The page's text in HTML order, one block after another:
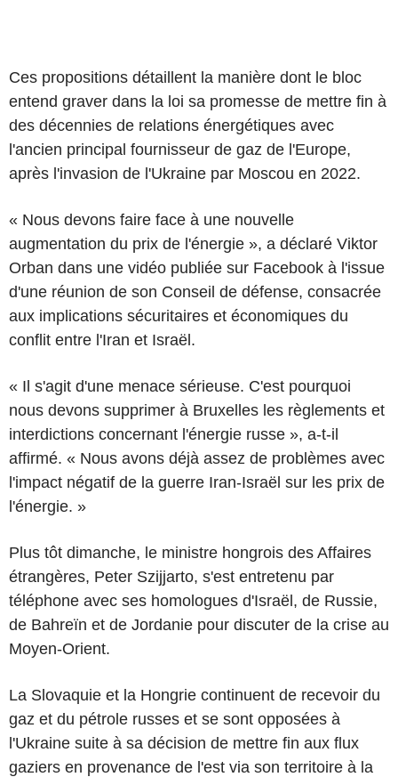
Ces propositions détaillent la manière dont le bloc
entend graver dans la loi sa promesse de mettre fin à
des décennies de relations énergétiques avec
l'ancien principal fournisseur de gaz de l'Europe,
après l'invasion de l'Ukraine par Moscou en 2022.
« Nous devons faire face à une nouvelle
augmentation du prix de l'énergie », a déclaré Viktor
Orban dans une vidéo publiée sur Facebook à l'issue
d'une réunion de son Conseil de défense, consacrée
aux implications sécuritaires et économiques du
conflit entre l'Iran et Israël.
« Il s'agit d'une menace sérieuse. C'est pourquoi
nous devons supprimer à Bruxelles les règlements et
interdictions concernant l'énergie russe », a-t-il
affirmé. « Nous avons déjà assez de problèmes avec
l'impact négatif de la guerre Iran-Israël sur les prix de
l'énergie. »
Plus tôt dimanche, le ministre hongrois des Affaires
étrangères, Peter Szijjarto, s'est entretenu par
téléphone avec ses homologues d'Israël, de Russie,
de Bahreïn et de Jordanie pour discuter de la crise au
Moyen-Orient.
La Slovaquie et la Hongrie continuent de recevoir du
gaz et du pétrole russes et se sont opposées à
l'Ukraine suite à sa décision de mettre fin aux flux
gaziers en provenance de l'est via son territoire à la